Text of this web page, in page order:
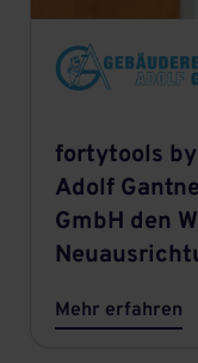
fortytools
Adolf
GmbH den
Mehr erfahren